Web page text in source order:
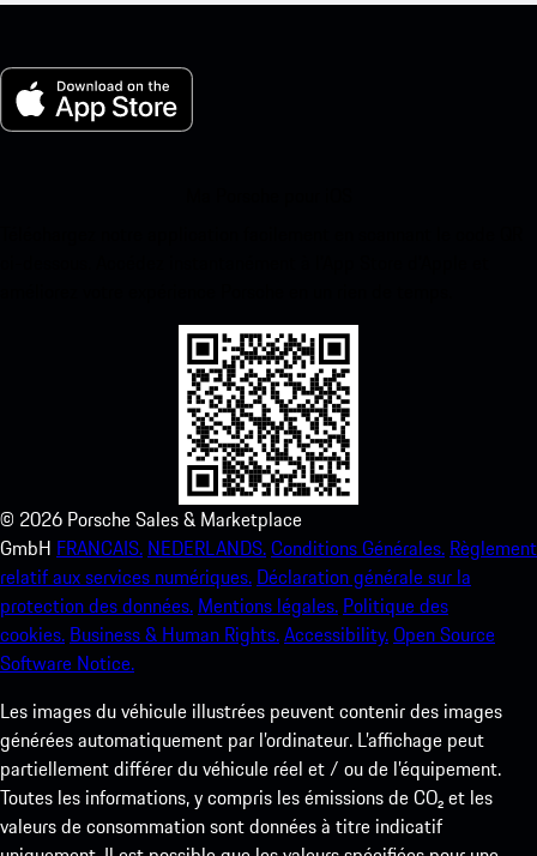
© 2026 Porsche Sales & Marketplace
GmbH FRANCAIS. NEDERLANDS.Conditions Générales. Règlement
relatif aux services numériques. Déclaration générale sur la
protection des données. Mentions légales. Politique des
cookies. Business & Human Rights.Accessibility.Open Source
Software Notice.
Les images du véhicule illustrées peuvent contenir des images
générées automatiquement par l’ordinateur. L’affichage peut
partiellement différer du véhicule réel et / ou de l’équipement.
Toutes les informations, y compris les émissions de CO₂ et les
valeurs de consommation sont données à titre indicatif